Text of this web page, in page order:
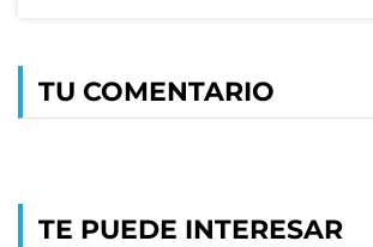
TU COMENTARIO
TE PUEDE INTERESAR